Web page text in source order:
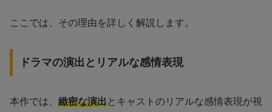
ここでは、その理由を詳しく解説します。
ドラマの演出とリアルな感情表現
本作では、 緻密な演出とキャストのリアルな感情表現が視